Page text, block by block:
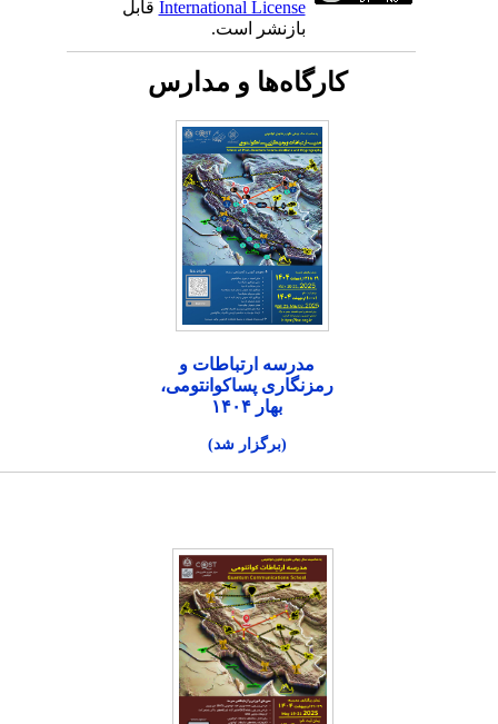
International Licenseقابل
بازنشر است.
کارگاه‌ها و مدارس
مدرسه ارتباطات و
رمزنگاری پساکوانتومی،
بهار ۱۴۰۴
(برگزار شد)